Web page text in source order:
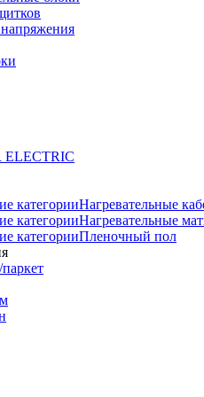
ELECTRIC
Нагревательные
Нагревательные
Пленочный пол